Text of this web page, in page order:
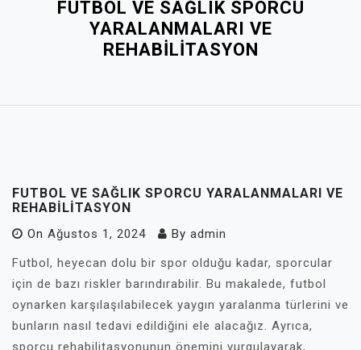
FUTBOL VE SAĞLIK SPORCU
YARALANMALARI VE
REHABILITASYON
FUTBOL VE SAĞLIK SPORCU YARALANMALARI VE
REHABILITASYON
On Ağustos 1, 2024 By admin
Futbol, heyecan dolu bir spor olduğu kadar, sporcular
için de bazı riskler barındırabilir. Bu makalede, futbol
oynarken karşılaşılabilecek yaygın yaralanma türlerini ve
bunların nasıl tedavi edildiğini ele alacağız. Ayrıca,
sporcu rehabilitasyonunun önemini vurgulayarak,